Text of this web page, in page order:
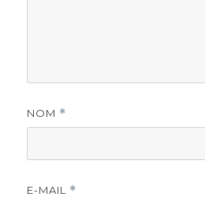
NOM *
E-MAIL *